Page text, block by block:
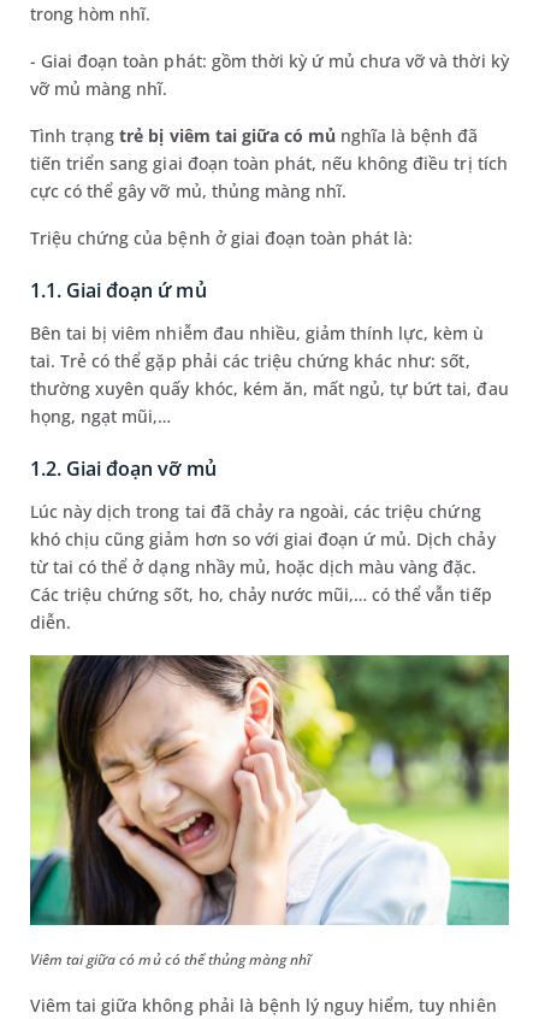
trong hòm nhĩ.
- Giai đoạn toàn phát: gồm thời kỳ ứ mủ chưa vỡ và thời kỳ
vỡ mủ màng nhĩ.
Tình trạng trẻ bị viêm tai giữa có mủ nghĩa là bệnh đã
tiến triển sang giai đoạn toàn phát, nếu không điều trị tích
cực có thể gây vỡ mủ, thủng màng nhĩ.
Triệu chứng của bệnh ở giai đoạn toàn phát là:
1.1. Giai đoạn ứ mủ
Bên tai bị viêm nhiễm đau nhiều, giảm thính lực, kèm ù
tai. Trẻ có thể gặp phải các triệu chứng khác như: sốt,
thường xuyên quấy khóc, kém ăn, mất ngủ, tự bứt tai, đau
họng, ngạt mũi,…
1.2. Giai đoạn vỡ mủ
Lúc này dịch trong tai đã chảy ra ngoài, các triệu chứng
khó chịu cũng giảm hơn so với giai đoạn ứ mủ. Dịch chảy
từ tai có thể ở dạng nhầy mủ, hoặc dịch màu vàng đặc.
Các triệu chứng sốt, ho, chảy nước mũi,… có thể vẫn tiếp
diễn.
Viêm tai giữa có mủ có thể thủng màng nhĩ
Viêm tai giữa không phải là bệnh lý nguy hiểm, tuy nhiên